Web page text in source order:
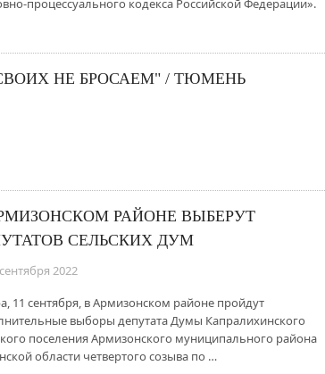
процессуального кодекса Российской Федерации».
НЕ БРОСАЕМ" / ТЮМЕНЬ
РАЙОНЕ ВЫБЕРУТ
СЕЛЬСКИХ ДУМ
2022
11 сентября, в Армизонском районе пройдут
выборы депутата Думы Капралихинского
поселения Армизонского муниципального района
области четвертого созыва по …